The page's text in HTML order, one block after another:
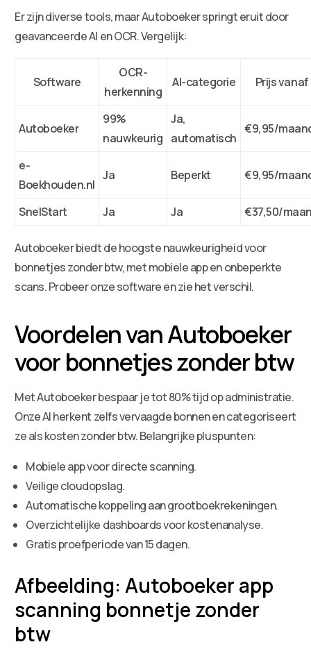
Er zijn diverse tools, maar Autoboeker springt eruit door
geavanceerde AI en OCR. Vergelijk:
Software
OCR-
herkenning
AI-categorie Prijs vanaf
Autoboeker
99%
nauwkeurig
Ja,
automatisch
€9,95/
e-
Boekhouden.nl
Ja Beperkt €9,95/
SnelStart Ja Ja €37,50/
Autoboeker biedt de hoogste nauwkeurigheid voor
bonnetjes zonder btw, met mobiele app en onbeperkte
scans. Probeer onze software en zie het verschil.
Voordelen van Autoboeker
voor bonnetjes zonder btw
Met Autoboeker bespaar je tot 80% tijd op administratie.
Onze AI herkent zelfs vervaagde bonnen en categoriseert
ze als kosten zonder btw. Belangrijke pluspunten:
Mobiele app voor directe scanning.
Veilige cloudopslag.
Automatische koppeling aan grootboekrekeningen.
Overzichtelijke dashboards voor kostenanalyse.
Gratis proefperiode van 15 dagen.
Afbeelding: Autoboeker app
scanning bonnetje zonder
btw